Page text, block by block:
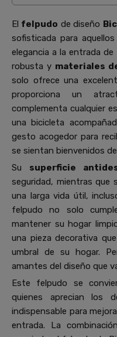
El felpudo de diseño
sofisticada para
elegancia a la entrada
robusta y materiales
solo ofrece una
proporciona un
complementa cualquier
una bicicleta
gesto acogedor para
se sientan bienvenidos
Su superficie
seguridad, mientras que
una larga vida útil,
felpudo no solo
mantener su hogar
una pieza decorativa
umbral de su hogar.
amantes del diseño que
Este felpudo se
quienes aprecian los
indispensable para
entrada. La